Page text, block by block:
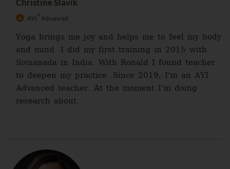
AYI ® Advanced
Yoga brings me joy and helps me to feel my body
and mind. I did my first training in 2015 with
Sivnanada in India. With Ronald I found teacher
to deepen my practice. Since 2019, I‘m an AYI
Advanced teacher. At the moment I‘m doing
research about...